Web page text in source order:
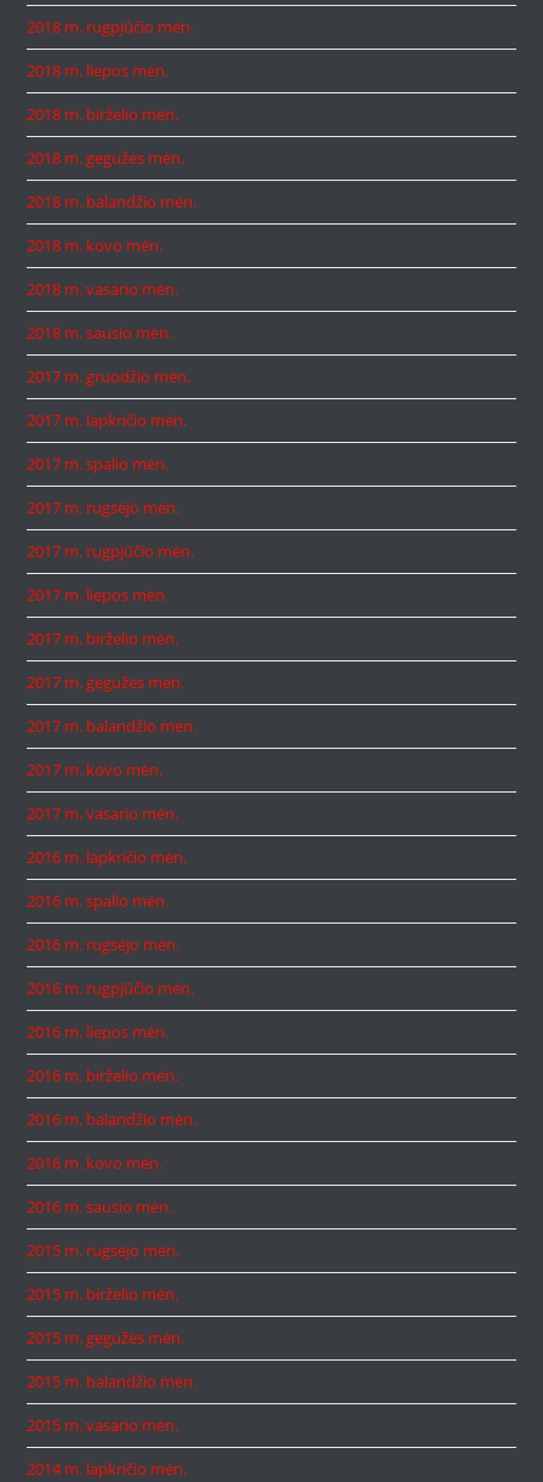
2018 m. rugpjūčio mėn.
2018 m. liepos mėn.
2018 m. birželio mėn.
2018 m. gegužės mėn.
2018 m. balandžio mėn.
2018 m. kovo mėn.
2018 m. vasario mėn.
2018 m. sausio mėn.
2017 m. gruodžio mėn.
2017 m. lapkričio mėn.
2017 m. spalio mėn.
2017 m. rugsėjo mėn.
2017 m. rugpjūčio mėn.
2017 m. liepos mėn.
2017 m. birželio mėn.
2017 m. gegužės mėn.
2017 m. balandžio mėn.
2017 m. kovo mėn.
2017 m. vasario mėn.
2016 m. lapkričio mėn.
2016 m. spalio mėn.
2016 m. rugsėjo mėn.
2016 m. rugpjūčio mėn.
2016 m. liepos mėn.
2016 m. birželio mėn.
2016 m. balandžio mėn.
2016 m. kovo mėn.
2016 m. sausio mėn.
2015 m. rugsėjo mėn.
2015 m. birželio mėn.
2015 m. gegužės mėn.
2015 m. balandžio mėn.
2015 m. vasario mėn.
2014 m. lapkričio mėn.